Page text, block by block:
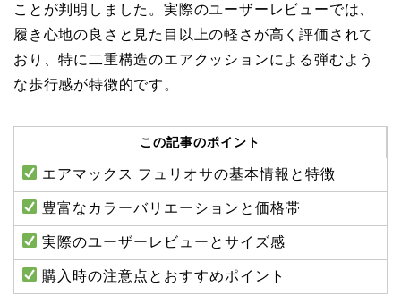
ことが判明しました。実際のユーザーレビューでは、
履き心地の良さと見た目以上の軽さが高く評価されて
おり、特に二重構造のエアクッションによる弾むよう
な歩行感が特徴的です。
この記事のポイント
エアマックス フュリオサの基本情報と特徴
豊富なカラーバリエーションと価格帯
実際のユーザーレビューとサイズ感
購入時の注意点とおすすめポイント